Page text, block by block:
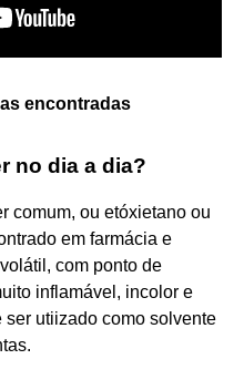
encontradas
no dia a dia?
comum, ou etóxietano ou
em farmácia e
com ponto de
inflamável, incolor e
utiizado como solvente